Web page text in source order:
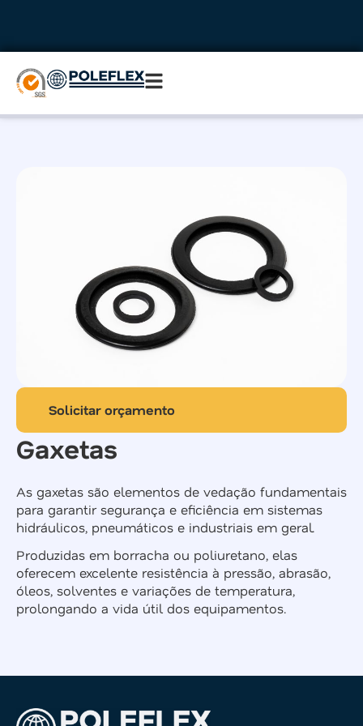
Gaxetas
As gaxetas são elementos de vedação fundamentais
para garantir segurança e eficiência em sistemas
hidráulicos, pneumáticos e industriais em geral.
Produzidas em borracha ou poliuretano, elas
oferecem excelente resistência à pressão, abrasão,
óleos, solventes e variações de temperatura,
prolongando a vida útil dos equipamentos.
Solicitar orçamento